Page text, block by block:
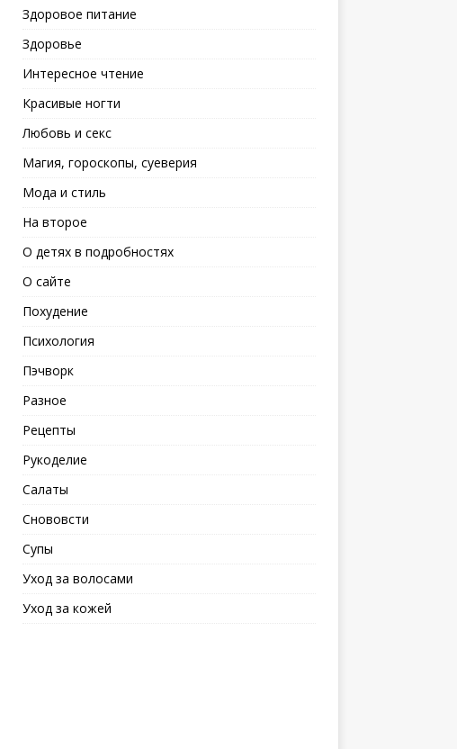
Здоровое питание
Здоровье
Интересное чтение
Красивые ногти
Любовь и секс
Магия, гороскопы, суеверия
Мода и стиль
На второе
О детях в подробностях
О сайте
Похудение
Психология
Пэчворк
Разное
Рецепты
Рукоделие
Салаты
Снововсти
Супы
Уход за волосами
Уход за кожей